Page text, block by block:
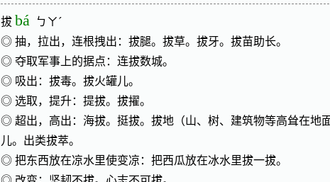
拔 bá ㄅㄚˊ
◎ 抽，拉出，连根拽出：拔腿。拔草。拔牙。拔苗助长。
◎ 夺取军事上的据点：连拔数城。
◎ 吸出：拔毒。拔火罐儿。
◎ 选取，提升：提拔。拔擢。
◎ 超出，高出：海拔。挺拔。拔地（山、树、建筑物等高耸在地
儿。出类拔萃。
◎ 把东西放在凉水里使变凉：把西瓜放在冰水里拔一拔。